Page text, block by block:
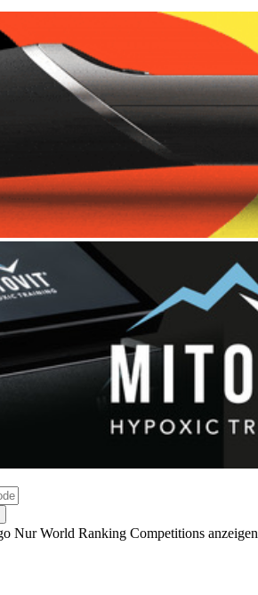
Nur World Ranking Competitions anzeigen